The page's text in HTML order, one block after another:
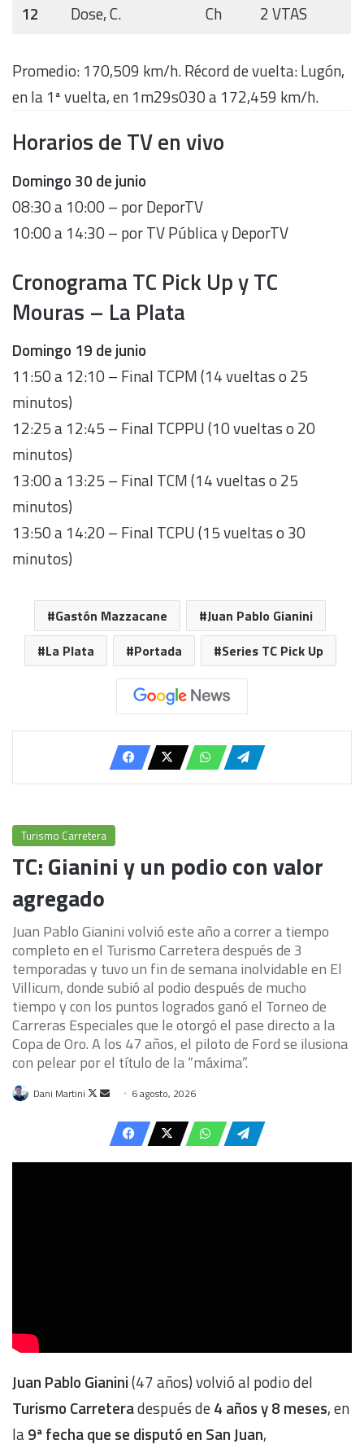
12
Dose, C. Ch 2 VTAS
Promedio: 170,509 km/h. Récord de vuelta: Lugón,
en la 1ª vuelta, en 1m29s030 a 172,459 km/h.
Horarios de TV en vivo
Domingo 30 de junio
08:30 a 10:00 – por DeporTV
10:00 a 14:30 – por TV Pública y DeporTV
Cronograma TC Pick Up y TC
Mouras – La Plata
Domingo 19 de junio
11:50 a 12:10 – Final TCPM (14 vueltas o 25
minutos)
12:25 a 12:45 – Final TCPPU (10 vueltas o 20
minutos)
13:00 a 13:25 – Final TCM (14 vueltas o 25
minutos)
13:50 a 14:20 – Final TCPU (15 vueltas o 30
minutos)
Gastón Mazzacane
Juan Pablo Gianini
La Plata
Portada Series TC Pick Up